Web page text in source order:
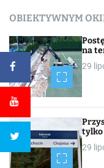
OBIEKTYWNYM
na
29
tylko
29